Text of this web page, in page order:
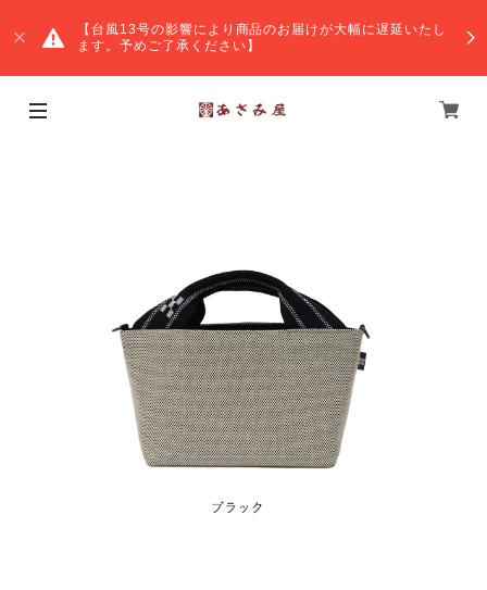
【台風13号の影響により商品のお届けが大幅に遅延いたし
ます。予めご了承ください】